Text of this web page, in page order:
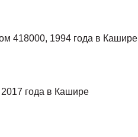
418000, 1994 года в Кашире
года в Кашире